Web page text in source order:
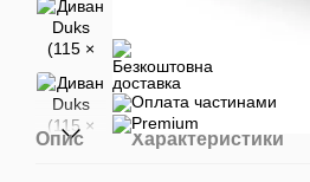
Опис Характеристики